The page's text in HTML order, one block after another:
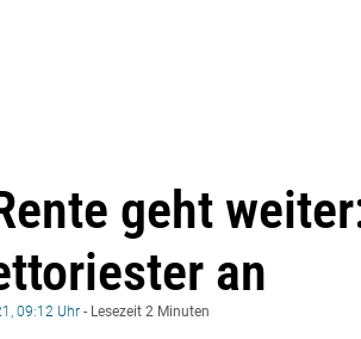
geht
an
09:12 Uhr - Lesezeit 2 Minuten